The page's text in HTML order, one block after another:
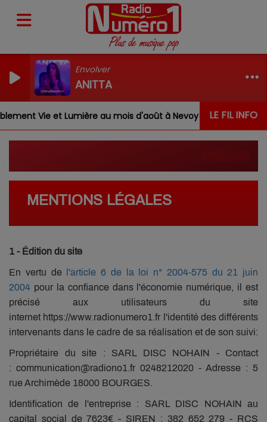
Envolver
ANITTA
LE FIL INFO
Vie et Lumière au mois d'août à Nevoy Louis,
MENTIONS LÉGALES
1 - Édition du site
En vertu de
l'article 6 de la loi n° 2004-575 du 21 juin
2004 pour la confiance dans l'économie numérique, il est
précisé aux utilisateurs du site
internet https://www.radionumero1.fr l'identité des différents
intervenants dans le cadre de sa réalisation et de son suivi:
Propriétaire du site : SARL DISC NOHAIN - Contact
: communication@radiono1.fr 0248212020 - Adresse : 5
rue Archimède 18000 BOURGES.
Identification de l'entreprise : SARL DISC NOHAIN au
capital social de 7623€ - SIREN : 382 652 279 - RCS